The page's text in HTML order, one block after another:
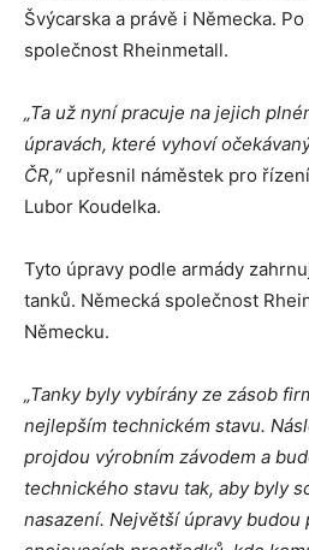
Švýcarska a právě i Německa.
společnost Rheinmetall.
„Ta už nyní pracuje na jejich
úpravách, které vyhoví
ČR,“upřesnil náměstek pro
Lubor Koudelka.
Tyto úpravy podle armády
tanků. Německá společnost
Německu.
„Tanky byly vybírány ze zásob
nejlepším technickém stavu.
projdou výrobním závodem a
technického stavu tak, aby byly
nasazení. Největší úpravy budou